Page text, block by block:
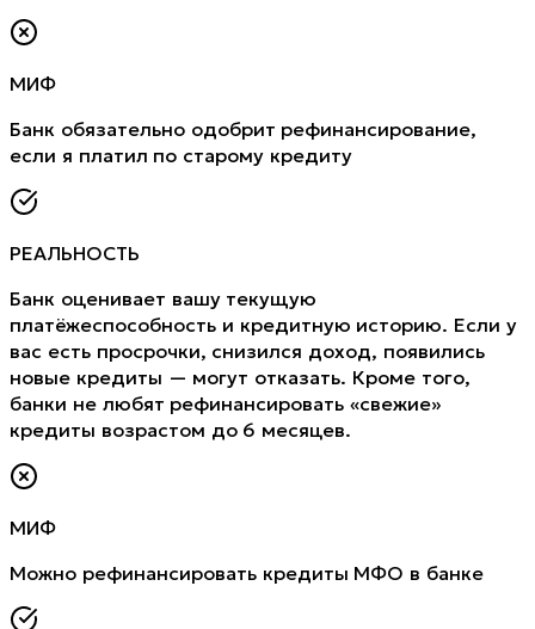
МИФ
Банк обязательно одобрит рефинансирование,
если я платил по старому кредиту
РЕАЛЬНОСТЬ
Банк оценивает вашу текущую
платёжеспособность и кредитную историю. Если у
вас есть просрочки, снизился доход, появились
новые кредиты — могут отказать. Кроме того,
банки не любят рефинансировать «свежие»
кредиты возрастом до 6 месяцев.
МИФ
Можно рефинансировать кредиты МФО в банке